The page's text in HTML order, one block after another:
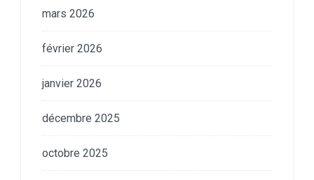
mars 2026
février 2026
janvier 2026
décembre 2025
octobre 2025